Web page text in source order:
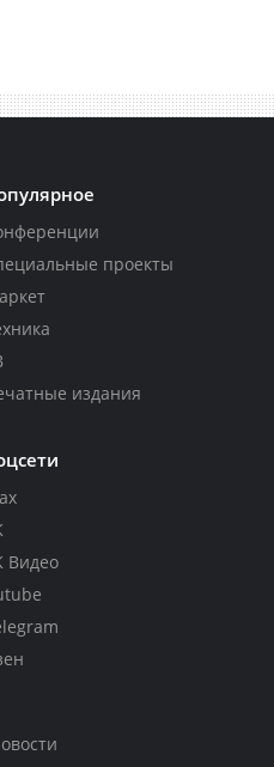
проекты
издания
Видео